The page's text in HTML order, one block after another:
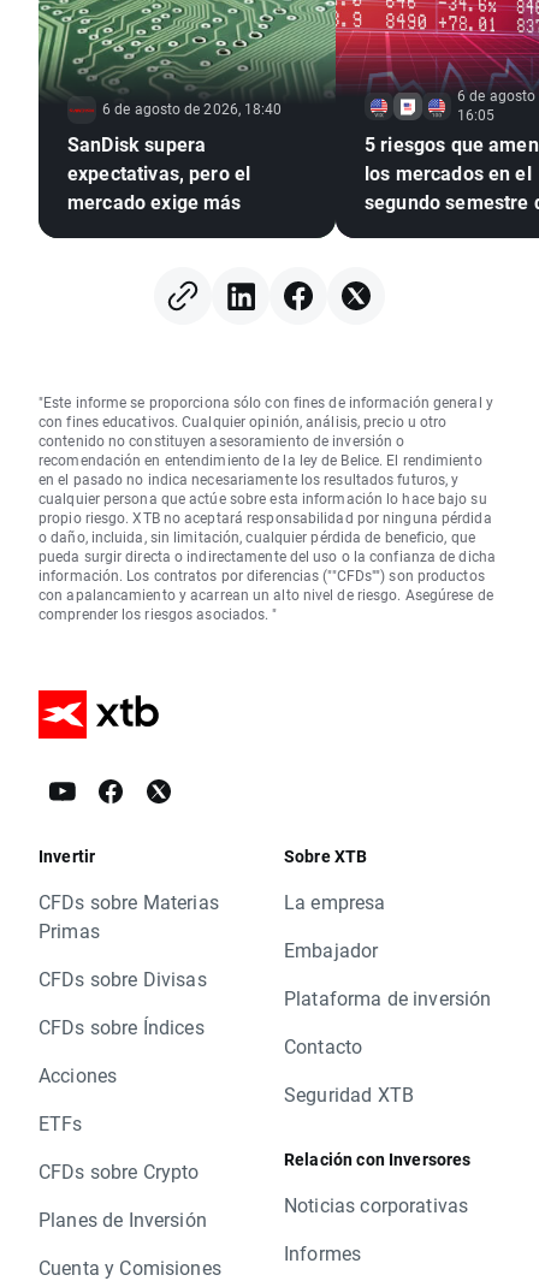
6 de agosto de 2026, 18:40
SanDisk supera
expectativas, pero el
mercado exige más
6 de agosto
16:05
5 riesgos que
los mercados en el
segundo semestre
"Este informe se proporciona sólo con fines de información general y
con fines educativos. Cualquier opinión, análisis, precio u otro
contenido no constituyen asesoramiento de inversión o
recomendación en entendimiento de la ley de Belice. El rendimiento
en el pasado no indica necesariamente los resultados futuros, y
cualquier persona que actúe sobre esta información lo hace bajo su
propio riesgo. XTB no aceptará responsabilidad por ninguna pérdida
o daño, incluida, sin limitación, cualquier pérdida de beneficio, que
pueda surgir directa o indirectamente del uso o la confianza de dicha
información. Los contratos por diferencias (""CFDs"") son productos
con apalancamiento y acarrean un alto nivel de riesgo. Asegúrese de
comprender los riesgos asociados. "
Invertir
CFDs sobre Materias
Primas
CFDs sobre Divisas
CFDs sobre Índices
Acciones
ETFs
CFDs sobre Crypto
Planes de Inversión
Cuenta y Comisiones
Sobre XTB
La empresa
Embajador
Plataforma de inversión
Contacto
Seguridad XTB
Relación con Inversores
Noticias corporativas
Informes